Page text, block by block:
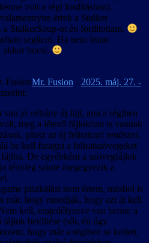
csak úgy lesz egységes, ha új
és nem váltunk nyelvet
volt a régi fordításban).
értek a Stalker
a StalkerSoup-ot én fordítottam.
segíteni. Ha nem írtam
akkor bocsi.
Mr. Fusion - 2025. máj. 27. -
szerint:
van jó néhány új fájl, ami a régiben
meg a létező fájlokban is vannak
plusz az új feliratozó rendszer,
be kell faragni a feliratszövegeket
De egyébként a szövegfájlok
tényleg szinte megegyezik a
piszkálást nem értem, máshol is
már, hogy mondják, hogy azt át kell
kell, engedélyezve van benne a
fájlok betöltése (sőt, én úgy
hogy már a régiben se kellett,